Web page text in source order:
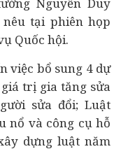
tại phiên họp
Quốc hội.
việc bổ sung 4 dự
trị gia tăng sửa
sửa đổi; Luật
nổ và công cụ hỗ
dựng luật năm